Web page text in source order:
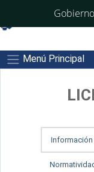
Gobierno
Menú Principal
Información